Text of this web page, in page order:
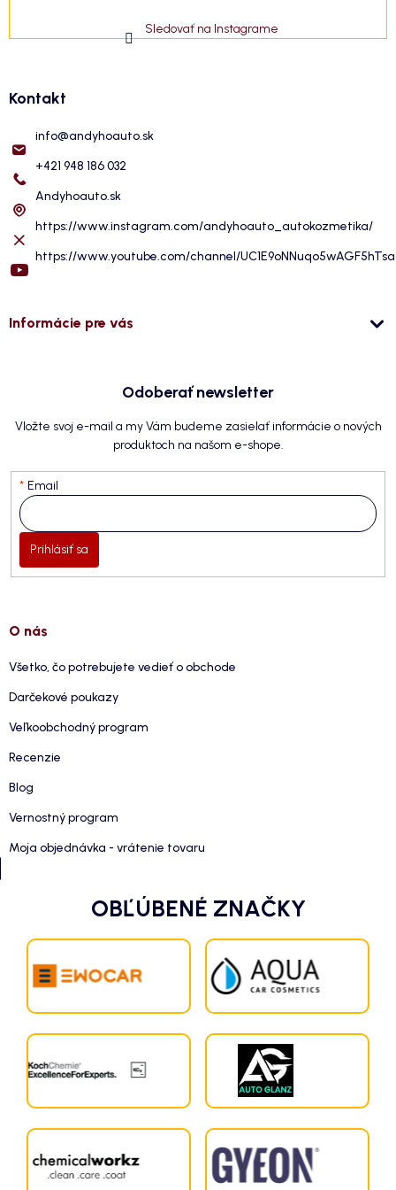
Sledovať na Instagrame
Kontakt
info@andyhoauto.sk
+421 948 186 032
Andyhoauto.sk
https://www.instagram.com/andyhoauto_autokozmetika/
https://www.youtube.com/channel/
Informácie pre vás
Odoberať newsletter
Vložte svoj e-mail a my Vám budeme zasielať informácie o nových
produktoch na našom e-shope.
Email
Prihlásiť sa
O nás
Všetko, čo potrebujete vedieť o obchode
Darčekové poukazy
Veľkoobchodný program
Recenzie
Blog
Vernostný program
Moja objednávka - vrátenie tovaru
OBĽÚBENÉ ZNAČKY